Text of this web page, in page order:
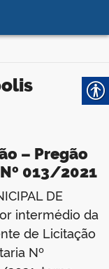
de
– Pregão
013/2021
DE
intermédio da
de Licitação
Nº